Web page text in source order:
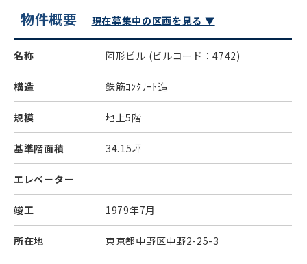
物件概要 現在募集中の区画を見る ▼
名称 阿形ビル (ビルコード：4742)
構造 鉄筋ｺﾝｸﾘｰﾄ造
規模 地上5階
基準階面積 34.15坪
エレベーター
竣工 1979年7月
所在地 東京都中野区中野2-25-3